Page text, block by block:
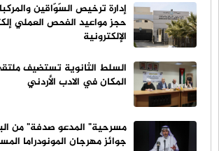
إدارة ترخيص السّوّاقين
حجز مواعيد الفحص العملي
الإلكترونية
السلط الثانوية تستضيف
المكان في الادب الأردني
مسرحية" المدعو صدفة" من
جوائز مهرجان المونودراما